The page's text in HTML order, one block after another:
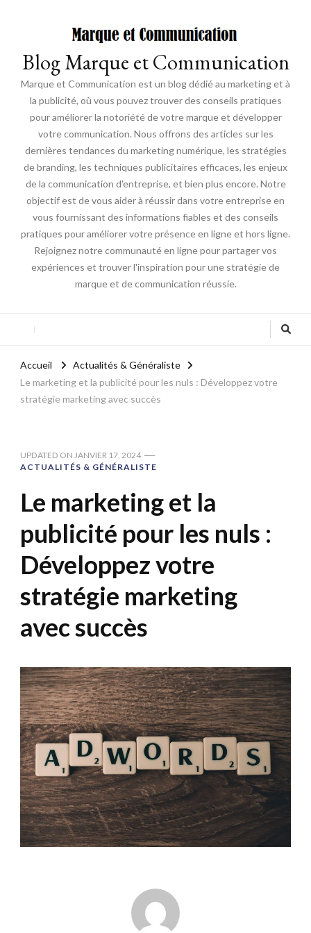
Blog Marque et Communication
Marque et Communication est un blog dédié au marketing et à
la publicité, où vous pouvez trouver des conseils pratiques
pour améliorer la notoriété de votre marque et développer
votre communication. Nous offrons des articles sur les
dernières tendances du marketing numérique, les stratégies
de branding, les techniques publicitaires efficaces, les enjeux
de la communication d'entreprise, et bien plus encore. Notre
objectif est de vous aider à réussir dans votre entreprise en
vous fournissant des informations fiables et des conseils
pratiques pour améliorer votre présence en ligne et hors ligne.
Rejoignez notre communauté en ligne pour partager vos
expériences et trouver l'inspiration pour une stratégie de
marque et de communication réussie.
Accueil
Actualités & Généraliste
Le marketing et la publicité pour les nuls : Développez votre
stratégie marketing avec succès
UPDATED ON JANVIER 17, 2024
ACTUALITÉS & GÉNÉRALISTE
Le marketing et la
publicité pour les nuls :
Développez votre
stratégie marketing
avec succès